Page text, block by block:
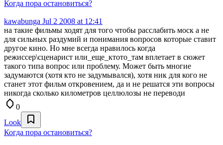
Когда пора остановиться?
kawabunga Jul 2 2008 at 12:41
на такие фильмы ходят для того чтобы расслабить моск а не
для сильных раздумий и понимания вопросов которые ставит
другое кино. Но мне всегда нравилось когда
режиссер\сценарист или_еще_ктото_там вплетает в сюжет
такого типа вопрос или проблему. Может быть многие
задумаются (хотя кто не задумывался), хотя ник для кого не
станет этот фильм откровением, да и не решатся эти вопросы
никогда сколько километров целлюлозы не переводи
0
Look
Когда пора остановиться?